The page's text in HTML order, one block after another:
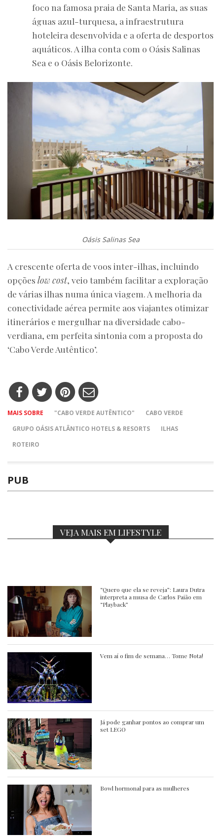
foco na famosa praia de Santa Maria, as suas
águas azul-turquesa, a infraestrutura
hoteleira desenvolvida e a oferta de desportos
aquáticos. A ilha conta com o Oásis Salinas
Sea e o Oásis Belorizonte.
Oásis Salinas Sea
A crescente oferta de voos inter-ilhas, incluindo
opções low cost, veio também facilitar a exploração
de várias ilhas numa única viagem. A melhoria da
conectividade aérea permite aos viajantes otimizar
itinerários e mergulhar na diversidade cabo-
verdiana, em perfeita sintonia com a proposta do
‘Cabo Verde Autêntico’.
MAIS SOBRE "CABO VERDE AUTÊNTICO"
CABO VERDE
GRUPO OÁSIS ATLÂNTICO HOTELS & RESORTS
ILHAS
ROTEIRO
PUB
VEJA MAIS EM LIFESTYLE
“Quero que ela se reveja”: Laura Dutra
interpreta a musa de Carlos Paião em
“Playback”
Vem aí o fim de semana… Tome Nota!
Já pode ganhar pontos ao comprar um
set LEGO
Bowl hormonal para as mulheres